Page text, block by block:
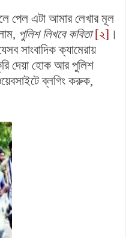
পেল এটা আমার লেখার মূল
পুলিশ লিখবে কবিতা [২] ।
সাংবাদিক ক্যামেরায়
দেয়া হোক আর পুলিশ
ব্লগিং করুক,